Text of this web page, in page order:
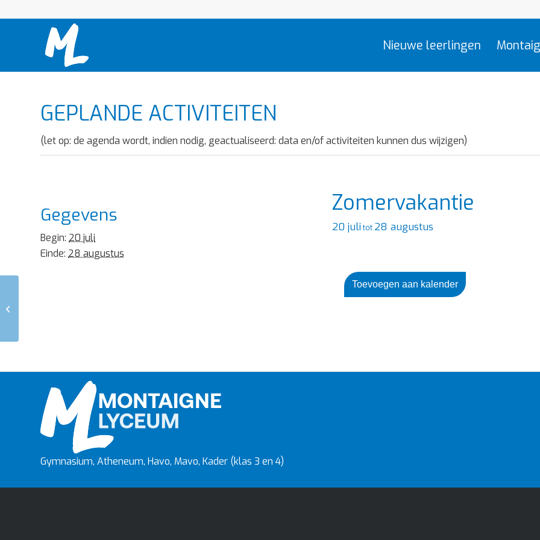
Nieuwe leerlingen
GEPLANDE ACTIVITEITEN
(let op: de agenda wordt, indien nodig, geactualiseerd: data en/of activiteiten kunnen dus wijzigen)
Zomervakantie
20 juli tot 28 augustus
Toevoegen aan kalender
Gegevens
Begin: 20 juli
Einde: 28 augustus
Gymnasium, Atheneum, Havo, Mavo, Kader (klas 3 en 4)